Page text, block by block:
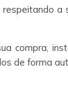
respeitando a
compra,
de forma